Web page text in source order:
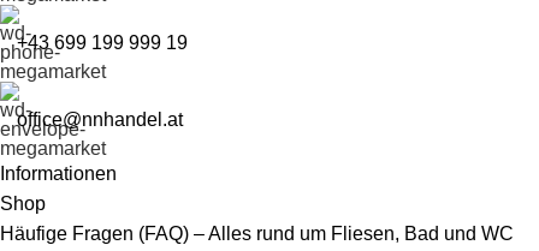
+43 699 199 999 19
office@nnhandel.at
Informationen
Shop
Häufige Fragen (FAQ) – Alles rund um Fliesen, Bad und WC